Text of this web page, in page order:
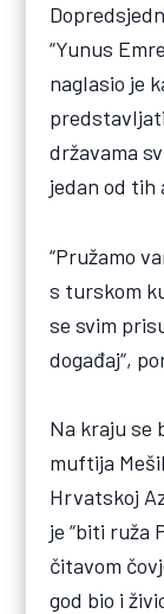
“Yunus
naglasio je
državama
jedan od
“Pružamo
s turskom
se svim
događaj“,
Na kraju se
muftija
Hrvatskoj
je “biti ruža
čitavom
god bio i